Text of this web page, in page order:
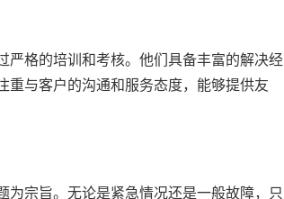
严格的培训和考核。他们具备丰富的解决经
重与客户的沟通和服务态度，能够提供友
宗旨。无论是紧急情况还是一般故障，只